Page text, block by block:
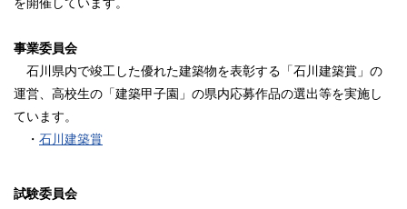
事業委員会
石川県内で竣工した優れた建築物を表彰する「石川建築賞」の
運営、高校生の「建築甲子園」の県内応募作品の選出等を実施し
ています。
・ 石川建築賞
試験委員会